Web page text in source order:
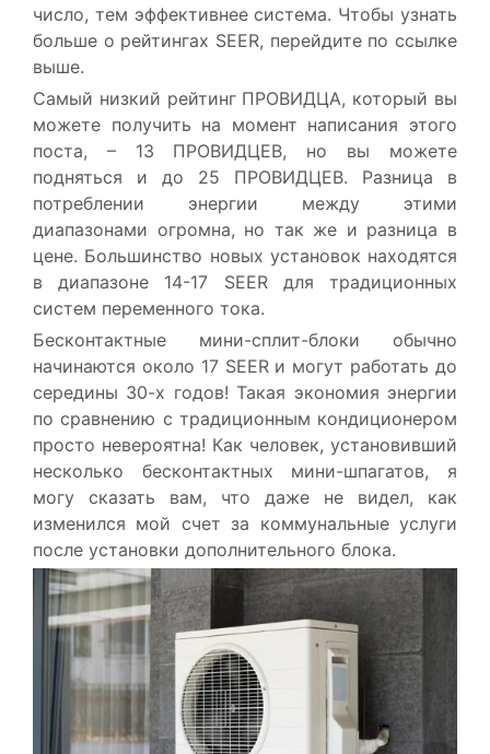
число, тем эффективнее система. Чтобы узнать
больше о рейтингах SEER, перейдите по ссылке
выше.
Самый низкий рейтинг ПРОВИДЦА, который вы
можете получить на момент написания этого
поста, – 13 ПРОВИДЦЕВ, но вы можете
подняться и до 25 ПРОВИДЦЕВ. Разница в
потреблении энергии между этими
диапазонами огромна, но так же и разница в
цене. Большинство новых установок находятся
в диапазоне 14-17 SEER для традиционных
систем переменного тока.
Бесконтактные мини-сплит-блоки обычно
начинаются около 17 SEER и могут работать до
середины 30-х годов! Такая экономия энергии
по сравнению с традиционным кондиционером
просто невероятна! Как человек, установивший
несколько бесконтактных мини-шпагатов, я
могу сказать вам, что даже не видел, как
изменился мой счет за коммунальные услуги
после установки дополнительного блока.